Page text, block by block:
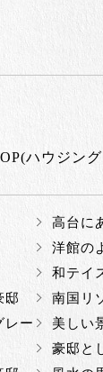
ハウジン
高台に
洋館の
和テイ
邸
南国リ
レー
美しい
豪邸と